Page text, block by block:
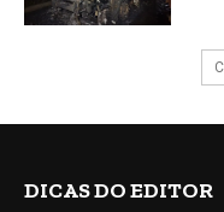
DICAS DO EDITOR